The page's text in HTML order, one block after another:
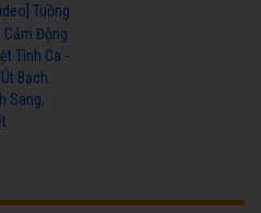
Tuồng
Cảm Động
Tình Ca -
Bạch
Sang,